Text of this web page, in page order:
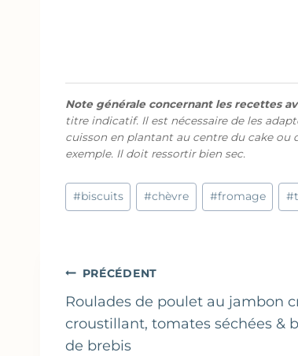
Note générale concernant les recettes
titre indicatif. Il est nécessaire de les
cuisson en plantant au centre du cake ou
exemple. Il doit ressortir bien sec.
Étiquettes
de
#biscuits #chèvre #fromage #
Navigation
de
l’article
PRÉCÉDENT
Roulades de poulet au jambon
croustillant, tomates séchées &
de brebis